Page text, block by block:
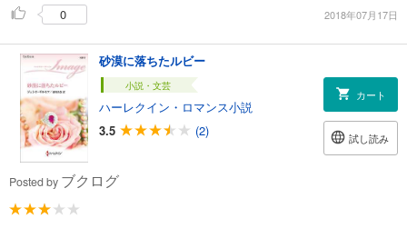
0 2018年07月17日
砂漠に落ちたルビー
小説・文芸
ハーレクイン・ロマンス小説
3.5
(2)
カート
試し読み
Posted by ブクログ